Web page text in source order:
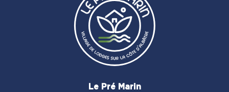
Le Pré Marin